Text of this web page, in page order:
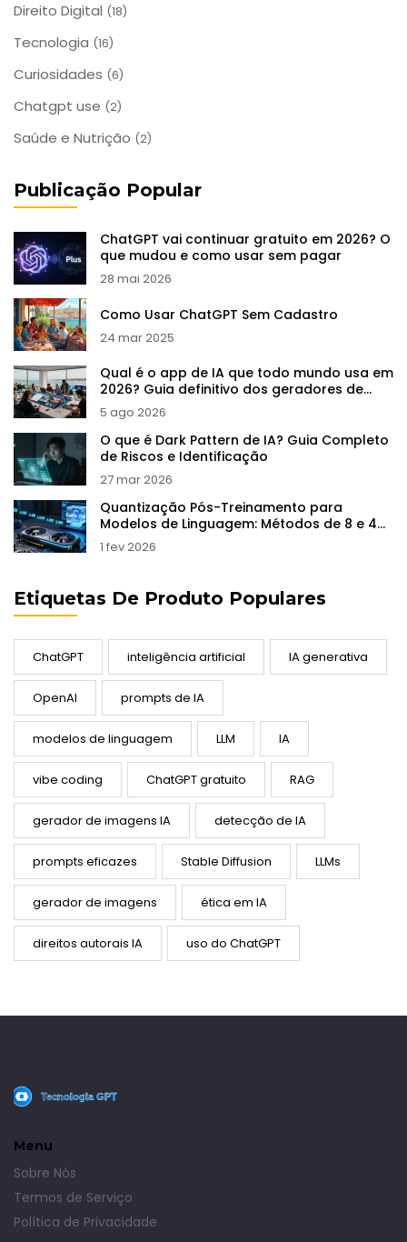
Direito Digital (18)
Tecnologia (16)
Curiosidades (6)
Chatgpt use (2)
Saúde e Nutrição (2)
Publicação Popular
ChatGPT vai continuar gratuito em 2026? O
que mudou e como usar sem pagar
28 mai 2026
Como Usar ChatGPT Sem Cadastro
24 mar 2025
Qual é o app de IA que todo mundo usa em
2026? Guia definitivo dos geradores de
imagem
5 ago 2026
O que é Dark Pattern de IA? Guia Completo
de Riscos e Identificação
27 mar 2026
Quantização Pós-Treinamento para
Modelos de Linguagem: Métodos de 8 e 4
Bits
1 fev 2026
Etiquetas De Produto Populares
ChatGPT inteligência artificial IA generativa
OpenAI prompts de IA
modelos de linguagem LLM IA
vibe coding ChatGPT gratuito RAG
gerador de imagens IA detecção de IA
prompts eficazes Stable Diffusion LLMs
gerador de imagens ética em IA
direitos autorais IA uso do ChatGPT
Menu
Sobre Nós
Termos de Serviço
Política de Privacidade